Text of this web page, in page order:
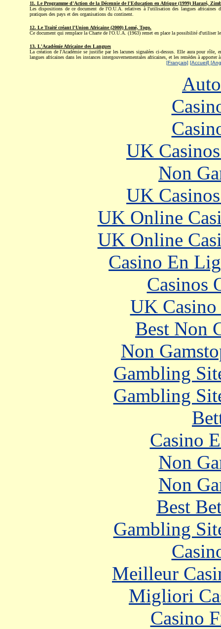
11. Le Programme d'Action de la Décennie de l'Education en Afrique (1999) Hararé,
Les dispositions de ce document de l'O.U.A. relatives à l'utilisation des langues africaines
pratiques des pays et des organisations du continent.
12. Le Traité créant l'Union Africaine (2000) Lomé, Togo.
Ce document qui remplace la Charte de l'O.U.A. (1963) remet en place la possibilité d'utiliser
13. L'Académie Africaine des Langues
La création de l'Académie se justifie par les lacunes signalées ci-dessus. Elle aura pour rôle,
langues africaines dans les instances intergouvernementales africaines, et les remèdes à apporter
[Français] [Accueil]
UK
Non
UK
UK Online
UK Online
Casino En
Casinos
UK
Best Non
Non
Gambling
Gambling
Casino
Non
Non
Best
Gambling
Meilleur
Migliori
Casino